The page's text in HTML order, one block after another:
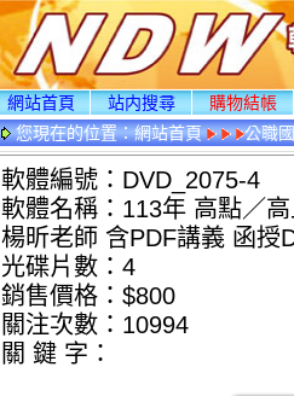
網站首頁 站内搜尋
購物結帳
您現在的位置：網站首頁 公職
軟體編號：DVD_2075-4
軟體名稱：113年 高點／
楊昕老師 含PDF講義 函授
光碟片數：4
銷售價格：$800
關注次數： 10994
關 鍵 字：